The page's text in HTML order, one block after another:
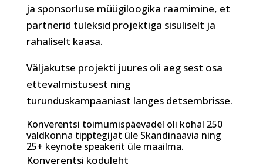
ja sponsorluse müügiloogika raamimine, et
partnerid tuleksid projektiga sisuliselt ja
rahaliselt kaasa.
Väljakutse projekti juures oli aeg sest osa
ettevalmistusest ning
turunduskampaaniast langes detsembrisse.
Konverentsi toimumispäevadel oli kohal 250
valdkonna tipptegijat üle Skandinaavia ning
25+ keynote speakerit üle maailma.
Konverentsi koduleht